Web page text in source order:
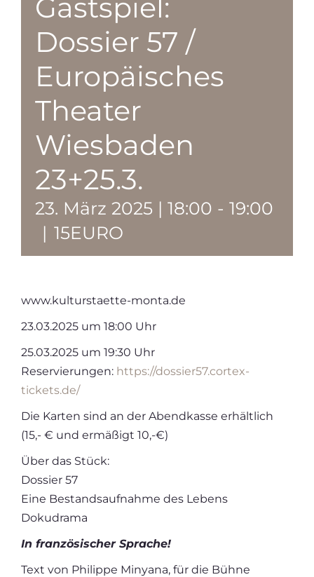
Gastspiel:
Dossier 57 /
Europäisches
Theater
Wiesbaden
23+25.3.
23. März 2025 | 18:00 - 19:00
| 15EURO
www.kulturstaette-monta.de
23.03.2025 um 18:00 Uhr
25.03.2025 um 19:30 Uhr
Reservierungen: https://dossier57.cortex-
tickets.de/
Die Karten sind an der Abendkasse erhältlich
(15,- € und ermäßigt 10,-€)
Über das Stück:
Dossier 57
Eine Bestandsaufnahme des Lebens
Dokudrama
In französischer Sprache!
Text von Philippe Minyana, für die Bühne